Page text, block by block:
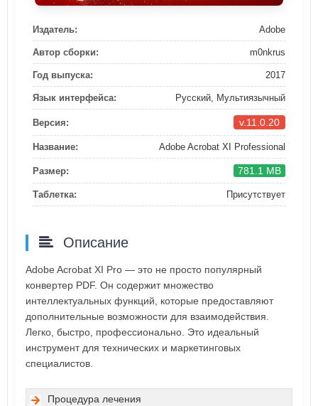
Издатель: Adobe
Автор сборки: m0nkrus
Год выпуска: 2017
Язык интерфейса: Русский, Мультиязычный
Версия: v.11.0.20
Название: Adobe Acrobat XI Professional
Размер: 781.1 MB
Таблетка: Присутствует
Описание
Adobe Acrobat XI Pro — это не просто популярный
конвертер PDF. Он содержит множество
интеллектуальных функций, которые предоставляют
дополнительные возможности для взаимодействия.
Легко, быстро, профессионально. Это идеальный
инструмент для технических и маркетинговых
специалистов.
Процедура лечения